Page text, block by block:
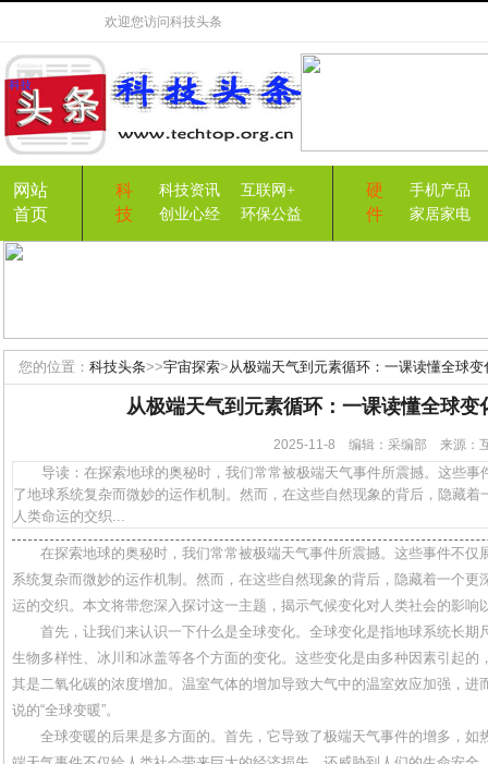
欢迎您访问科技头条
网站
首页
科
技
科技资讯
互联网+
创业心经
环保公益
硬
件
手机产品
家居家电
您的位置： 科技头条>>宇宙探索>从极端天气到元素循环：一课读懂全球
从极端天气到元素循环：一课读懂全球变
2025-11-8 编辑：采编部 来源
导读：在探索地球的奥秘时，我们常常被极端天气事件所震撼。这些事
了地球系统复杂而微妙的运作机制。然而，在这些自然现象的背后，隐藏
人类命运的交织...
在探索地球的奥秘时，我们常常被极端天气事件所震撼。这些事件不仅
系统复杂而微妙的运作机制。然而，在这些自然现象的背后，隐藏着一个
运的交织。本文将带您深入探讨这一主题，揭示气候变化对人类社会的影响
首先，让我们来认识一下什么是全球变化。全球变化是指地球系统长期
生物多样性、冰川和冰盖等各个方面的变化。这些变化是由多种因素引起的
其是二氧化碳的浓度增加。温室气体的增加导致大气中的温室效应加强，进
说的“全球变暖”。
全球变暖的后果是多方面的。首先，它导致了极端天气事件的增多，如